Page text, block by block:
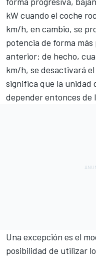
kW cuando el coche
km/h, en cambio, se
potencia de forma
anterior: de hecho,
km/h, se desactivará el
significa que la unidad
depender entonces de
Una excepción es el
posibilidad de utilizar